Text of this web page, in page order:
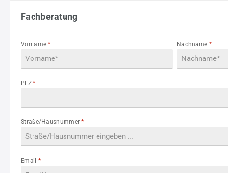
Fachberatung
Vorname* Nachname *
PLZ*
Straße/Hausnummer*
Email *